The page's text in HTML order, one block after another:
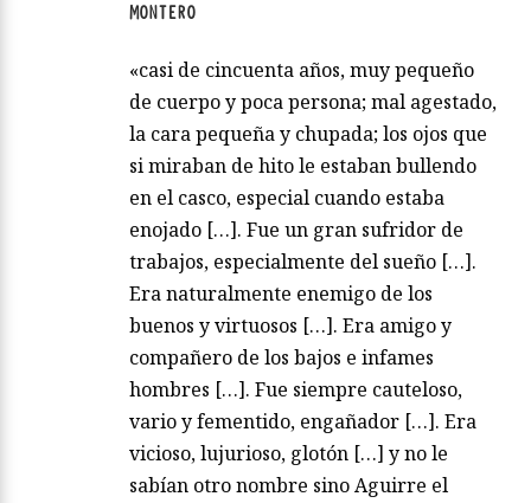
MONTERO
«casi de cincuenta años, muy pequeño
de cuerpo y poca persona; mal agestado,
la cara pequeña y chupada; los ojos que
si miraban de hito le estaban bullendo
en el casco, especial cuando estaba
enojado […]. Fue un gran sufridor de
trabajos, especialmente del sueño […].
Era naturalmente enemigo de los
buenos y virtuosos […]. Era amigo y
compañero de los bajos e infames
hombres […]. Fue siempre cauteloso,
vario y fementido, engañador […]. Era
vicioso, lujurioso, glotón […] y no le
sabían otro nombre sino Aguirre el